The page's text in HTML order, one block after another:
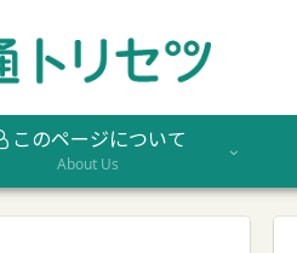
このページについて
About Us